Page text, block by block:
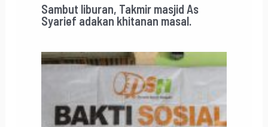
Sambut liburan, Takmir masjid As
Syarief adakan khitanan masal.